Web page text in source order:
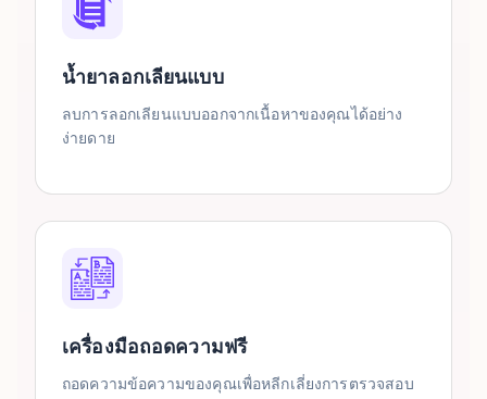
น้ำยาลอกเลียนแบบ
ลบการลอกเลียนแบบออกจากเนื้อหาของคุณได้อย่าง
ง่ายดาย
เครื่องมือถอดความฟรี
ถอดความข้อความของคุณเพื่อหลีกเลี่ยงการตรวจสอบ